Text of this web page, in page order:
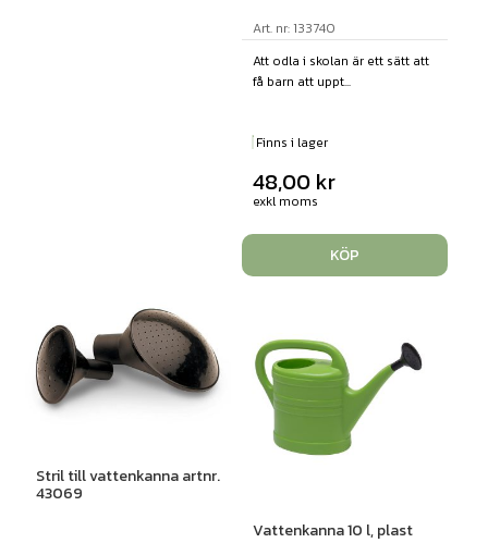
Art. nr: 133740
Att odla i skolan är ett sätt att
få barn att uppt...
Finns i lager
48,00 kr
exkl moms
KÖP
Stril till vattenkanna artnr.
43069
Vattenkanna 10 l, plast